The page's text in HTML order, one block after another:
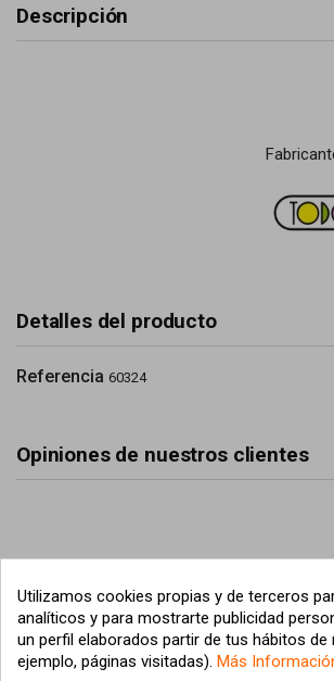
Descripción
Detalles del producto
Referencia 60324
Opiniones de nuestros clientes
Utilizamos cookies propias y de terceros
analíticos y para mostrarte publicidad
un perfil elaborados partir de tus hábitos de
ejemplo, páginas visitadas). Más